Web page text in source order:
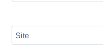
Site